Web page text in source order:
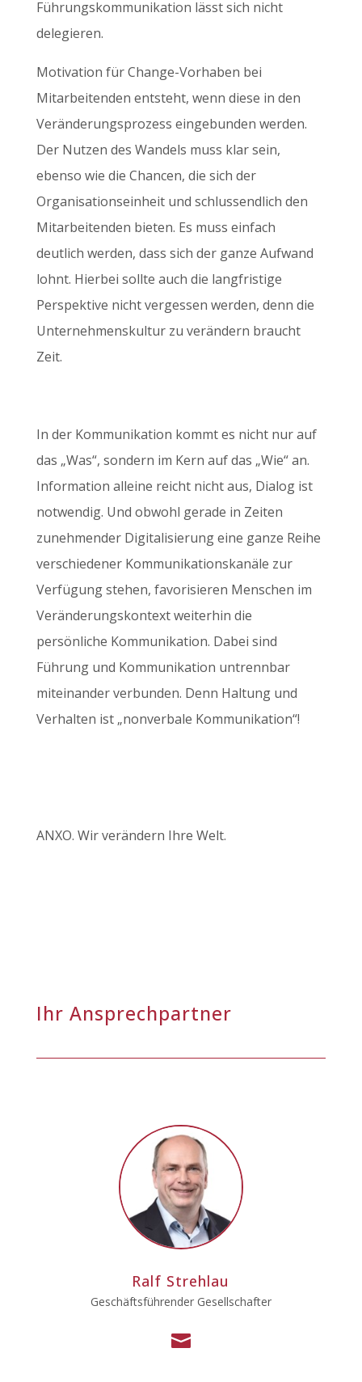
Führungskommunikation lässt sich nicht
delegieren.
Motivation für Change-Vorhaben bei
Mitarbeitenden entsteht, wenn diese in den
Veränderungsprozess eingebunden werden.
Der Nutzen des Wandels muss klar sein,
ebenso wie die Chancen, die sich der
Organisationseinheit und schlussendlich den
Mitarbeitenden bieten. Es muss einfach
deutlich werden, dass sich der ganze Aufwand
lohnt. Hierbei sollte auch die langfristige
Perspektive nicht vergessen werden, denn die
Unternehmenskultur zu verändern braucht
Zeit.
In der Kommunikation kommt es nicht nur auf
das „Was“, sondern im Kern auf das „Wie“ an.
Information alleine reicht nicht aus, Dialog ist
notwendig. Und obwohl gerade in Zeiten
zunehmender Digitalisierung eine ganze Reihe
verschiedener Kommunikationskanäle zur
Verfügung stehen, favorisieren Menschen im
Veränderungskontext weiterhin die
persönliche Kommunikation. Dabei sind
Führung und Kommunikation untrennbar
miteinander verbunden. Denn Haltung und
Verhalten ist „nonverbale Kommunikation“!
ANXO. Wir verändern Ihre Welt.
Ihr Ansprechpartner
Ralf Strehlau
Geschäftsführender Gesellschafter
